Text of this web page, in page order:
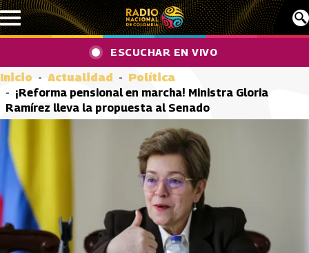
Pasar al contenido principal
ESCUCHAR EN VIVO
Inicio Actualidad
Política
¡Reforma pensional en marcha! Ministra Gloria
Ramírez lleva la propuesta al Senado